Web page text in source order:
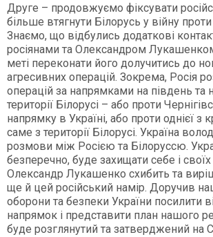
Друге – продовжуємо фіксувати
більше втягнути Білорусь у війну
Знаємо, що відбулись додаткові
росіянами та Олександром
меті переконати його долучитись до
агресивних операцій. Зокрема, Росія
операцій за напрямками на південь та
території Білорусі – або проти
напрямку в Україні, або проти однієї з
саме з території Білорусі. Україна
розмови між Росією та Білоруссю.
безперечно, буде захищати себе і
Олександр Лукашенко схибить та
ще й цей російський намір. Доручив
оборони та безпеки України посилити
напрямок і представити план нашого
буде розглянутий та затверджений на